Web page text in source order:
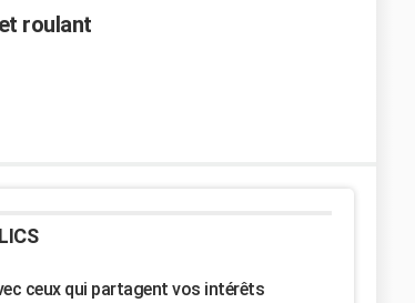
roulant
ceux qui partagent vos intérêts